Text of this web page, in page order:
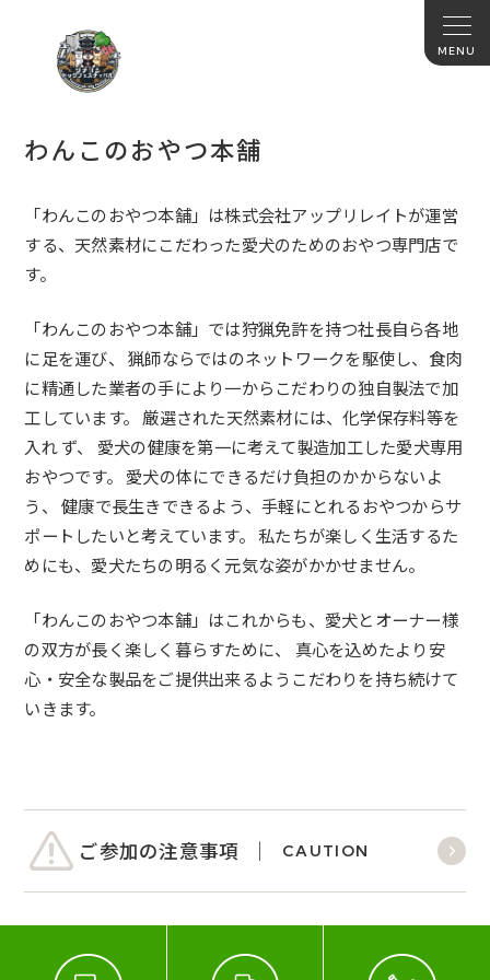
わんこのおやつ本舗
「わんこのおやつ本舗」は株式会社アップリレイトが運営
する、天然素材にこだわった愛犬のためのおやつ専門店で
す。
「わんこのおやつ本舗」では狩猟免許を持つ社長自ら各地
に足を運び、 猟師ならではのネットワークを駆使し、食肉
に精通した業者の手により一からこだわりの独自製法で加
工しています。 厳選された天然素材には、化学保存料等を
入れ ず、 愛犬の健康を第一に考えて製造加工した愛犬専用
おやつです。 愛犬の体にできるだけ負担のかからないよ
う、 健康で長生きできるよう、手軽にとれるおやつからサ
ポートしたいと考えています。 私たちが楽しく生活するた
めにも、愛犬たちの明るく元気な姿がかかせません。
「わんこのおやつ本舗」はこれからも、愛犬とオーナー様
の双方が長く楽しく暮らすために、 真心を込めたより安
心・安全な製品をご提供出来るようこだわりを持ち続けて
いきます。
ご参加の注意事項 CAUTION